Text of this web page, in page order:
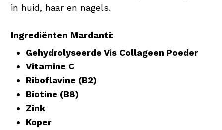
in huid, haar en nagels.
Ingrediënten Mardanti:
Gehydrolyseerde Vis Collageen Poeder
Vitamine C
Riboflavine (B2)
Biotine (B8)
Zink
Koper